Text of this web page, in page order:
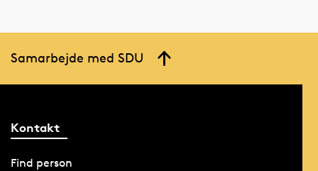
Samarbejde med SDU
Kontakt
Find person